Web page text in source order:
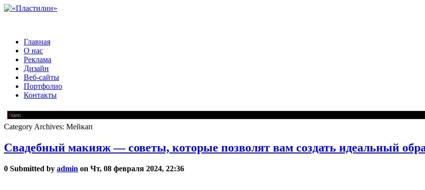
Главная
О нас
Реклама
Дизайн
Веб-сайты
Портфолио
Контакты
Category Archives: Мейкап
Свадебный макияж — советы, которые позволят вам создать идеальный
0 Submitted by admin on Чт, 08 февраля 2024, 22:36